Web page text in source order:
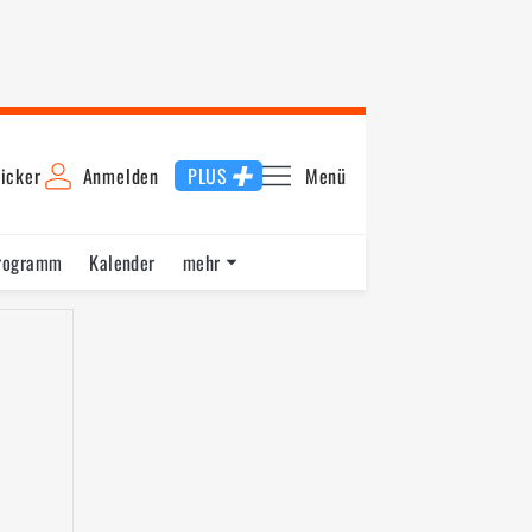
Anmelden PLUS Menü
Kalender
mehr